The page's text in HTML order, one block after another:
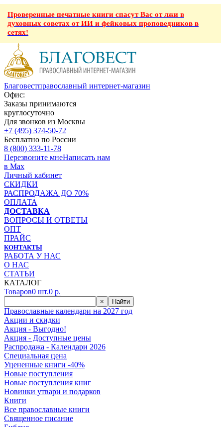
Проверенные печатные книги спасут Вас от лжи в
духовных советах от ИИ и фейковых проповедников в
сетях!
Благовестправославный интернет-магазин
Офис:
Заказы принимаются
круглосуточно
Для звонков из Москвы
+7 (495) 374-50-72
Бесплатно по России
8 (800) 333-11-78
Перезвоните мнеНаписать нам
в Max
Личный кабинет
СКИДКИ
РАСПРОДАЖА ДО 70%
ОПЛАТА
ДОСТАВКА
ВОПРОСЫ И ОТВЕТЫ
ОПТ
ПРАЙС
КОНТАКТЫ
РАБОТА У НАС
О НАС
СТАТЬИ
КАТАЛОГ
Товаров0 шт.0 р.
× Найти
Православные календари на 2027 год
Акции и скидки
Акция - Выгодно!
Акция - Доступные цены
Распродажа - Календари 2026
Специальная цена
Уцененные книги -40%
Новые поступления
Новые поступления книг
Новинки утвари и подарков
Книги
Все православные книги
Священное писание